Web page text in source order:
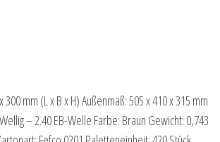
300 mm (L x B x H) Außenmaß: 505 x 410 x 315 mm
– 2.40 EB-Welle Farbe: Braun Gewicht: 0,743